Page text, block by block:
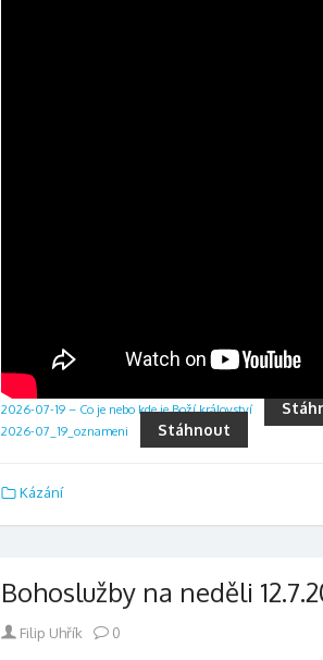
2026-07-19 – Co je nebo kde je Boží království
2026-07_19_oznameni Stáhnout
Kázání
Bohoslužby na neděli
Author
Filip Uhřík 0